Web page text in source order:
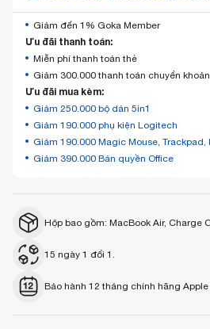
Giảm đến 1% Goka Member
Ưu đãi thanh toán:
Miễn phí thanh toán thẻ
Giảm 300.000 thanh toán chuyển khoản
Ưu đãi mua kèm:
Giảm 250.000 bộ dán 5in1
Giảm 190.000 phụ kiện Logitech
Giảm 190.000 Magic Mouse, Trackpad,
Giảm 390.000 Bản quyền Office
Hộp bao gồm: MacBook Air, Charge
15 ngày 1 đổi 1.
Bảo hành 12 tháng chính hãng Apple